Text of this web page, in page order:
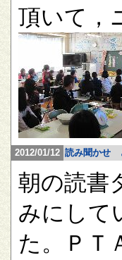
頂いて，
2012/01/12 読み聞かせ
朝の読書
みにして
た。ＰＴ